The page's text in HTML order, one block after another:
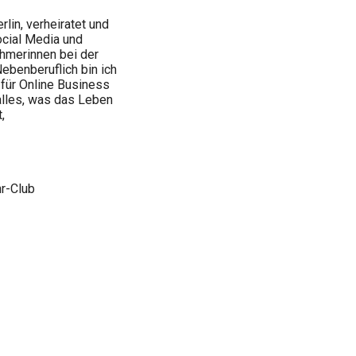
verheiratet und
Media und
bei der
bin ich
Online Business
was das Leben
Club